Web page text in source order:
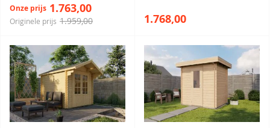
Originele prijs 1.959,00
Onze prijs 1.763,00
1.768,00